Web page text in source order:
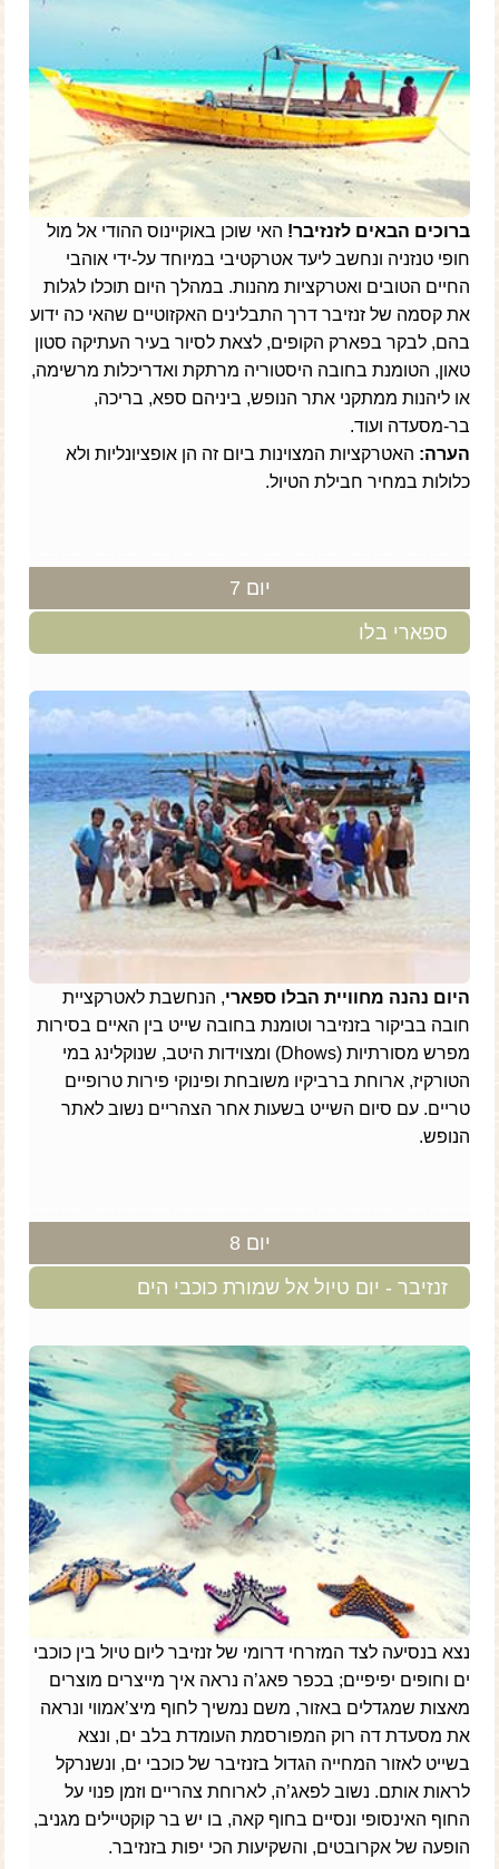
ברוכים הבאים לזנזיבר! האי שוכן באוקיינוס ההודי אל מול
חופי טנזניה ונחשב ליעד אטרקטיבי במיוחד על-ידי אוהבי
החיים הטובים ואטרקציות מהנות. במהלך היום תוכלו לגלות
את קסמה של זנזיבר דרך התבלינים האקזוטיים שהאי כה ידוע
בהם, לבקר בפארק הקופים, לצאת לסיור בעיר העתיקה סטון
טאון, הטומנת בחובה היסטוריה מרתקת ואדריכלות מרשימה,
או ליהנות ממתקני אתר הנופש, ביניהם ספא, בריכה,
בר-מסעדה ועוד.
הערה: האטרקציות המצוינות ביום זה הן אופציונליות ולא
כלולות במחיר חבילת הטיול.
ספארי בלו
יום 7
היום נהנה מחוויית הבלו ספארי, הנחשבת לאטרקציית
חובה בביקור בזנזיבר וטומנת בחובה שייט בין האיים בסירות
מפרש מסורתיות (Dhows) ומצוידות היטב, שנוקלינג במי
הטורקיז, ארוחת ברביקיו משובחת ופינוקי פירות טרופיים
טריים. עם סיום השייט בשעות אחר הצהריים נשוב לאתר
הנופש.
זנזיבר - יום טיול אל שמורת כוכבי הים
יום 8
נצא בנסיעה לצד המזרחי דרומי של זנזיבר ליום טיול בין כוכבי
ים וחופים יפיפיים; בכפר פאג’ה נראה איך מייצרים מוצרים
מאצות שמגדלים באזור, משם נמשיך לחוף מיצ’אמווי ונראה
את מסעדת דה רוק המפורסמת העומדת בלב ים, ונצא
בשייט לאזור המחייה הגדול בזנזיבר של כוכבי ים, ונשנרקל
לראות אותם. נשוב לפאג’ה, לארוחת צהריים וזמן פנוי על
החוף האינסופי ונסיים בחוף קאה, בו יש בר קוקטיילים מגניב,
הופעה של אקרובטים, והשקיעות הכי יפות בזנזיבר.